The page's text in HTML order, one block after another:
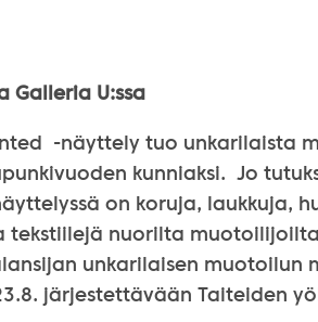
Galleria U:ssa
-näyttely tuo unkarilaista
kunniaksi. Jo
on koruja, laukkuja,
tekstiilejä nuorilta
unkarilaisen muotoilun
järjestettävään Taiteiden